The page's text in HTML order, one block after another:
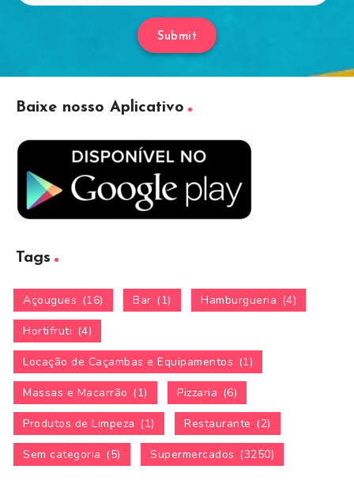
Submit
Baixe nosso Aplicativo
Tags
Açougues (16) Bar (1) Hamburgueria (4)
Hortifruti (4)
Locação de Caçambas e Equipamentos (1)
Massas e Macarrão (1) Pizzaria (6)
Produtos de Limpeza (1) Restaurante (2)
Sem categoria (5) Supermercados (3250)